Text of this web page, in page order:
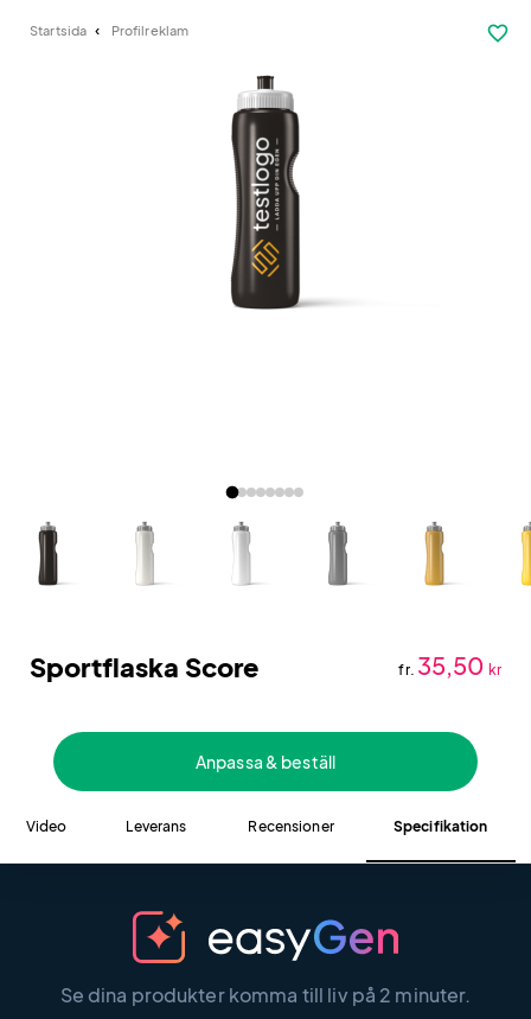
Startsida Profilreklam favorite_border
Sportflaska Score fr. 35,50 kr
Anpassa & beställ
Video Leverans Recensioner Specifikation
Se dina produkter komma till liv på 2 minuter.